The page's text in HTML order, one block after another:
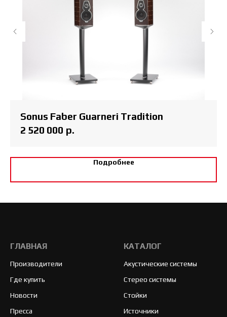
Sonus Faber Guarneri Tradition
2 520 000 р.
Подробнее
ГЛАВНАЯ
Производители
Где купить
Новости
Пресса
КАТАЛОГ
Акустические системы
Стерео системы
Стойки
Источники